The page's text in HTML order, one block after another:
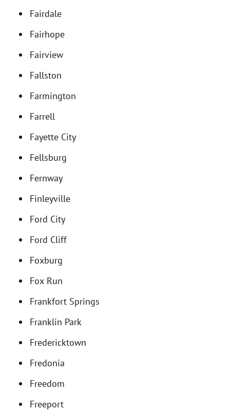
Fairdale
Fairhope
Fairview
Fallston
Farmington
Farrell
Fayette City
Fellsburg
Fernway
Finleyville
Ford City
Ford Cliff
Foxburg
Fox Run
Frankfort Springs
Franklin Park
Fredericktown
Fredonia
Freedom
Freeport